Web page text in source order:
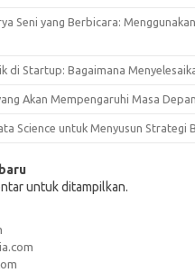
Seni yang Berbicara:
di Startup: Bagaimana
Akan Mempengaruhi Masa
Science untuk Menyusun Strategi
untuk ditampilkan.